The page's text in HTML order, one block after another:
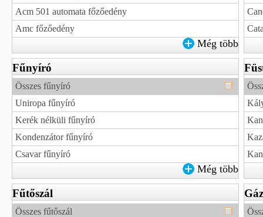
Acm 501 automata főzőedény
Amc főzőedény
Még több
Fűnyíró
Összes fűnyíró
Uniropa fűnyíró
Kerék nélküli fűnyíró
Kondenzátor fűnyíró
Csavar fűnyíró
Még több
Fűtőszál
Összes fűtőszál